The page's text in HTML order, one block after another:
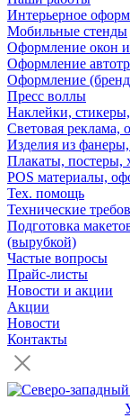
Интерьерное
Мобильные стенды
Оформление окон
Оформление
Оформление
Пресс воллы
Наклейки,
Световая реклама,
Изделия из фанеры,
Плакаты, постеры,
POS материалы,
Тех. помощь
Технические
Подготовка
(вырубкой)
Частые вопросы
Прайс-листы
Новости и акции
Акции
Новости
Контакты